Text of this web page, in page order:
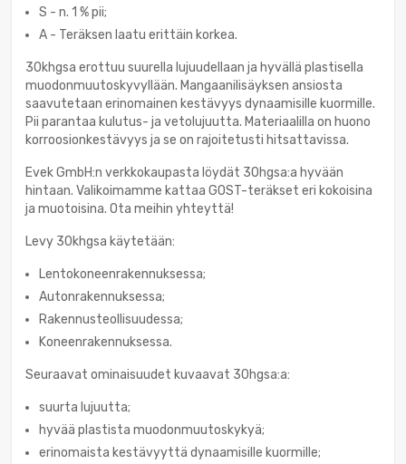
S - n. 1 % pii;
A - Teräksen laatu erittäin korkea.
30khgsa erottuu suurella lujuudellaan ja hyvällä plastisella
muodonmuutoskyvyllään. Mangaanilisäyksen ansiosta
saavutetaan erinomainen kestävyys dynaamisille kuormille.
Pii parantaa kulutus- ja vetolujuutta. Materiaalilla on huono
korroosionkestävyys ja se on rajoitetusti hitsattavissa.
Evek GmbH:n verkkokaupasta löydät 30hgsa:a hyvään
hintaan. Valikoimamme kattaa GOST-teräkset eri kokoisina
ja muotoisina. Ota meihin yhteyttä!
Levy 30khgsa käytetään:
Lentokoneenrakennuksessa;
Autonrakennuksessa;
Rakennusteollisuudessa;
Koneenrakennuksessa.
Seuraavat ominaisuudet kuvaavat 30hgsa:a:
suurta lujuutta;
hyvää plastista muodonmuutoskykyä;
erinomaista kestävyyttä dynaamisille kuormille;